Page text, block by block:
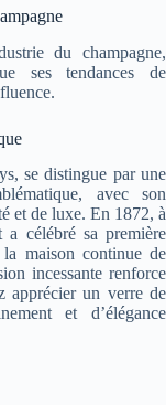
du champagne,
ses tendances de
se distingue par une
avec son
et de luxe. En 1872, à
a célébré sa première
maison continue de
incessante renforce
apprécier un verre de
et d’élégance